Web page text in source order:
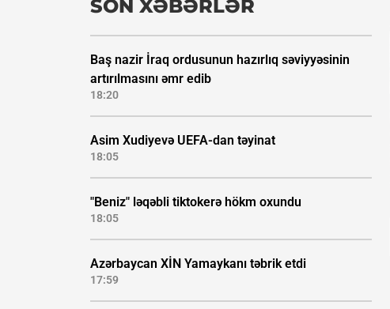
SON XƏBƏRLƏR
Baş nazir İraq ordusunun hazırlıq səviyyəsinin
artırılmasını əmr edib
18:20
Asim Xudiyevə UEFA-dan təyinat
18:05
"Beniz" ləqəbli tiktokerə hökm oxundu
18:05
Azərbaycan XİN Yamaykanı təbrik etdi
17:59